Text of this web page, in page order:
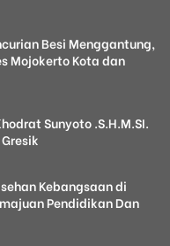
Besi Menggantung,
Mojokerto Kota dan
Sunyoto .S.H.M.SI.
Kebangsaan di
Pendidikan Dan